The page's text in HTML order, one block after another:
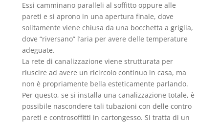
Essi camminano paralleli al soffitto oppure alle
pareti e si aprono in una apertura finale, dove
solitamente viene chiusa da una bocchetta a griglia,
dove “riversano” l’aria per avere delle temperature
adeguate.
La rete di canalizzazione viene strutturata per
riuscire ad avere un ricircolo continuo in casa, ma
non è propriamente bella esteticamente parlando.
Per questo, se si installa una canalizzazione totale, è
possibile nascondere tali tubazioni con delle contro
pareti e controsoffitti in cartongesso. Si tratta di un